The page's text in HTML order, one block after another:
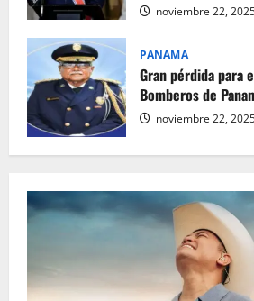
noviembre 22,
PANAMA
Gran pérdida para
Bomberos de
noviembre 22,